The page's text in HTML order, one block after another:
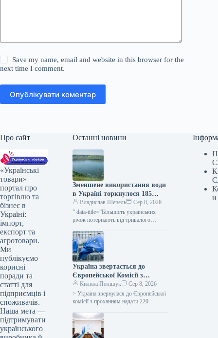
Save my name, email and website in this browser for the
next time I comment.
Опублікувати коментар
Про сайт
«Українські
товари» —
портал про
торгівлю та
бізнес в
Україні:
імпорт,
експорт та
агротовари.
Ми
публікуємо
корисні
поради та
статті для
підприємців і
споживачів.
Наша мета —
підтримувати
українського
Останні новини
Зменшене використання води
в Україні торкнулося 185
споживачів — КУРКУЛЬ
Владислав Шепель
Сер 8, 2026
” data-title=”Більшість українських
річок потерпають від тривалого
url=”https://kurkul.com/news/41869-na-
bilshosti-richok-ukrayini-zberigayetsya-
stiyke-malovoddya”> Більшість
українських річок потерпають від
тривалого дефіциту води 7 серпня…
Україна звертається до
Європейської Комісії з
проханням надати 220
мільйонів євро для допомоги
аграрному сектору,
портів.
Килина Поліщук
Сер 8, 2026
> Україна звернулася до Європейської
комісії з проханням надати 220
безповоротної допомоги для покриття
відсотків за…
и